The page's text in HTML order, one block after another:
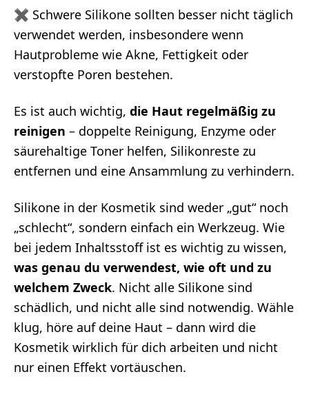
✖ Schwere Silikone sollten besser nicht täglich
verwendet werden, insbesondere wenn
Hautprobleme wie Akne, Fettigkeit oder
verstopfte Poren bestehen.
Es ist auch wichtig, die Haut regelmäßig zu
reinigen – doppelte Reinigung, Enzyme oder
säurehaltige Toner helfen, Silikonreste zu
entfernen und eine Ansammlung zu verhindern.
Silikone in der Kosmetik sind weder „gut“ noch
„schlecht“, sondern einfach ein Werkzeug. Wie
bei jedem Inhaltsstoff ist es wichtig zu wissen,
was genau du verwendest, wie oft und zu
welchem Zweck. Nicht alle Silikone sind
schädlich, und nicht alle sind notwendig. Wähle
klug, höre auf deine Haut – dann wird die
Kosmetik wirklich für dich arbeiten und nicht
nur einen Effekt vortäuschen.